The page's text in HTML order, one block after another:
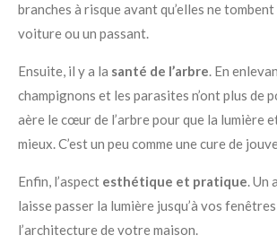
branches à risque avant qu’elles ne
voiture ou un passant.
Ensuite, il y a la santé de l’arbre. En
champignons et les parasites n’ont plus de
aère le cœur de l’arbre pour que la lumière
mieux. C’est un peu comme une cure de
Enfin, l’aspect esthétique et pratique. Un
laisse passer la lumière jusqu’à vos
l’architecture de votre maison.